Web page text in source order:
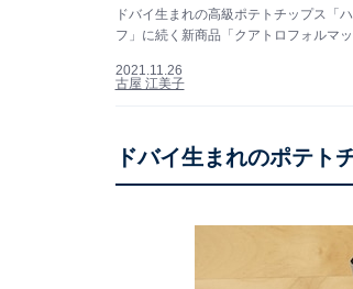
ドバイ生まれの高級ポテトチップス「
フ」に続く新商品「クアトロフォルマ
2021.11.26
古屋 江美子
ドバイ生まれのポテト